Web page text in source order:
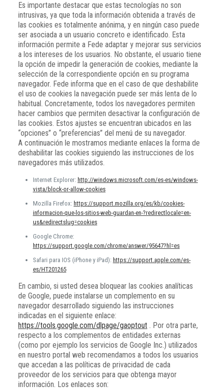
Es importante destacar que estas tecnologías no son
intrusivas, ya que toda la información obtenida a través de
las cookies es totalmente anónima, y en ningún caso puede
ser asociada a un usuario concreto e identificado. Esta
información permite a Fede adaptar y mejorar sus servicios
a los intereses de los usuarios. No obstante, el usuario tiene
la opción de impedir la generación de cookies, mediante la
selección de la correspondiente opción en su programa
navegador. Fede informa que en el caso de que deshabilite
el uso de cookies la navegación puede ser más lenta de lo
habitual. Concretamente, todos los navegadores permiten
hacer cambios que permiten desactivar la configuración de
las cookies. Estos ajustes se encuentran ubicados en las
“opciones” o “preferencias” del menú de su navegador.
A continuación le mostramos mediante enlaces la forma de
deshabilitar las cookies siguiendo las instrucciones de los
navegadores más utilizados.
Internet Explorer: http://windows.microsoft.com/es-es/windows-
vista/block-or-allow-cookies
Mozilla Firefox: https://support.mozilla.org/es/kb/cookies-
informacion-que-los-sitios-web-guardan-en-?redirectlocale=en-
us&redirectslug=cookies
Google Chrome:
https://support.google.com/chrome/answer/95647?hl=es
Safari para IOS (iPhone y iPad): https://support.apple.com/es-
es/HT201265
En cambio, si usted desea bloquear las cookies analíticas
de Google, puede instalarse un complemento en su
navegador desarrollado siguiendo las instrucciones
indicadas en el siguiente enlace:
https://tools.google.com/dlpage/gaoptout. Por otra parte,
respecto a los complementos de entidades externas
(como por ejemplo los servicios de Google Inc.) utilizados
en nuestro portal web recomendamos a todos los usuarios
que accedan a las políticas de privacidad de cada
proveedor de los servicios para que obtenga mayor
información. Los enlaces son: